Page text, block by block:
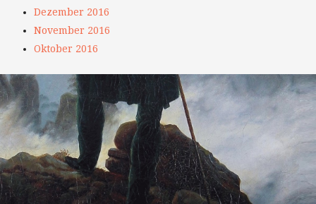
Dezember 2016
November 2016
Oktober 2016